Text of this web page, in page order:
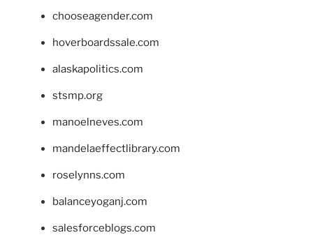
chooseagender.com
hoverboardssale.com
alaskapolitics.com
stsmp.org
manoelneves.com
mandelaeffectlibrary.com
roselynns.com
balanceyoganj.com
salesforceblogs.com